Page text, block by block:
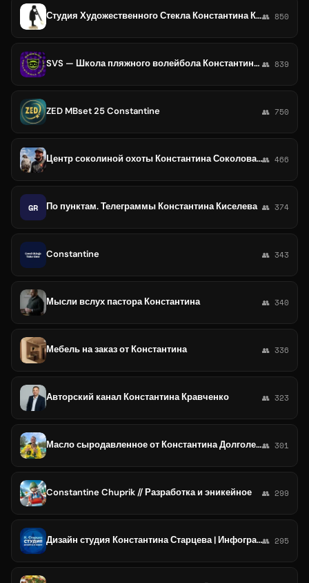
Студия Художественного Стекла Константина Крейнделя👥 850
SVS — Школа пляжного волейбола Константина Семенова 👥 839
ZED MBset 25 Constantine 👥 750
Центр соколиной охоты Константина Соколова🦅👥 466
GR По пунктам. Телеграммы Константина Киселева 👥 374
Constantine 👥 343
Мысли вслух пастора Константина 👥 340
Мебель на заказ от Константина 👥 336
Авторский канал Константина Кравченко 👥 323
Масло сыродавленное от Константина Долголета👥 301
Constantine Chuprik // Разработка и эникейное 👥 299
Дизайн студия Константина Старцева | Инфографика для Wildberries Ozon ЯМ👥 295